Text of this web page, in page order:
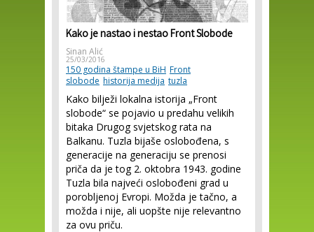
Kako je nastao i nestao Front Slobode
Sinan Alić
25/03/2016
150 godina štampe u BiH Front
slobode historija medija tuzla
Kako bilježi lokalna istorija „Front
slobode“ se pojavio u predahu velikih
bitaka Drugog svjetskog rata na
Balkanu. Tuzla bijaše oslobođena, s
generacije na generaciju se prenosi
priča da je tog 2. oktobra 1943. godine
Tuzla bila najveći oslobođeni grad u
porobljenoj Evropi. Možda je tačno, a
možda i nije, ali uopšte nije relevantno
za ovu priču.